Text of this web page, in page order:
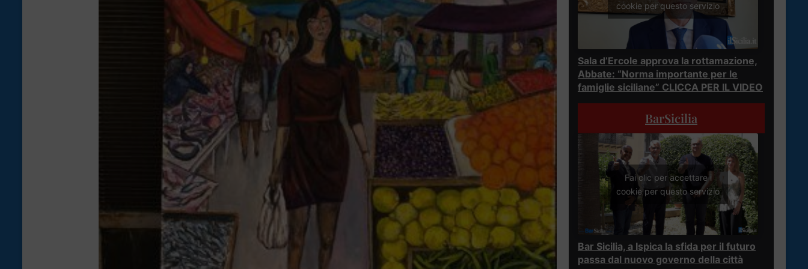
cookie per questo servizio
Sala d’Ercole approva la rottamazione,
Abbate: “Norma importante per le
famiglie siciliane” CLICCA PER IL VIDEO
BarSicilia
Fai clic per accettare i
cookie per questo servizio
Bar Sicilia, a Ispica la sfida per il futuro
passa dal nuovo governo della città